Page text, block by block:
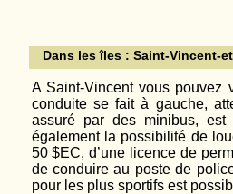
Dans les îles : Saint-Vincent-
A Saint-Vincent vous pouvez
conduite se fait à gauche,
assuré par des minibus,
également la possibilité de
50 $EC, d’une licence de
de conduire au poste de
pour les plus sportifs est